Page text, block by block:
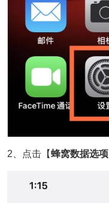
2、点击【蜂窝数据选项